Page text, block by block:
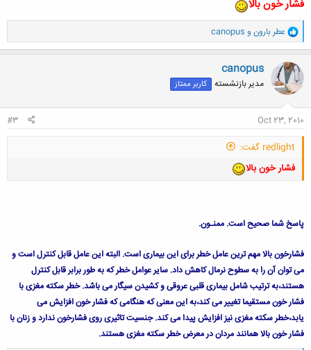
فشار خون بالا
و
ا
ک
ن
ش
ه
ا
عطر بارون و canopus
canopus
مدیر بازنشسته کاربر ممتاز
Oct 23, 2010
#3
redlight گفت:
فشار خون بالا
پاسخ شما صحیح است. ممنـون.
فشارخون بالا مهم ترین عامل خطر برای این بیماری است. البته این عامل قابل کنترل است و
می توان آن را به سطوح نرمال کاهش داد. سایر عوامل خطر که به طور برابر قابل کنترل
هستند،به ترتیب شامل بیماری قلبی عروقی و کشیدن سیگار می باشد. خطر سکته مغزی با
فشار خون مستقیما تغییر می کند،به این معنی که هنگامی که فشار خون افزایش می
یابد،خطر سکته مغزی نیز افزایش پیدا می کند. جنسیت تاثیری روی فشارخون ندارد و زنان با
فشار خون بالا همانند مردان در معرض خطر سکته مغزی هستند.